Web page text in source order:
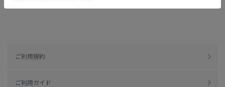
ご利用規約
ご利用ガイド